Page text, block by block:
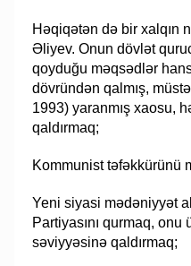
Həqiqətən də bir xalqın
Əliyev. Onun dövlət
qoyduğu məqsədlər
dövründən qalmış,
1993) yaranmış xaosu,
qaldırmaq;
Kommunist təfəkkürünü
Yeni siyasi mədəniyyət
Partiyasını qurmaq, onu
səviyyəsinə qaldırmaq;